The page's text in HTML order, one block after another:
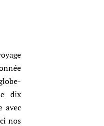
dix
avec
nos